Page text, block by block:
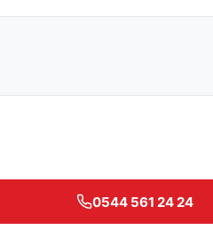
0544 561 24 24